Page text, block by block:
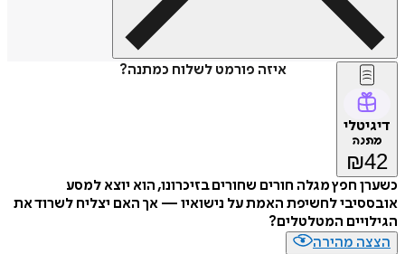
איזה פורמט לשלוח כמתנה?
דיגיטלי
מתנה
₪42
כשערן חפץ מגלה חורים שחורים בזיכרונו, הוא יוצא למסע
אובססיבי לחשיפת האמת על נישואיו — אך האם יצליח לשרוד את
הגילויים המטלטלים?
הצצה מהירה